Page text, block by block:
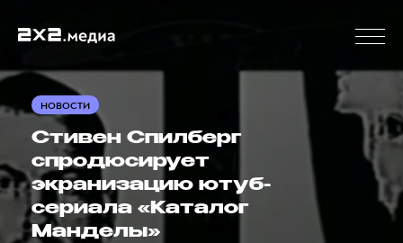
НОВОСТИ
Стивен Спилберг
спродюсирует
экранизацию ютуб-
сериала «Каталог
Манделы»